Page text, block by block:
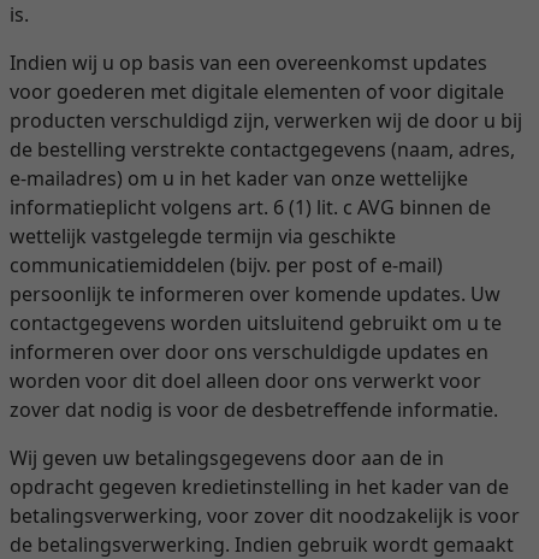
is.
Indien wij u op basis van een overeenkomst updates
voor goederen met digitale elementen of voor digitale
producten verschuldigd zijn, verwerken wij de door u bij
de bestelling verstrekte contactgegevens (naam, adres,
e-mailadres) om u in het kader van onze wettelijke
informatieplicht volgens art. 6 (1) lit. c AVG binnen de
wettelijk vastgelegde termijn via geschikte
communicatiemiddelen (bijv. per post of e-mail)
persoonlijk te informeren over komende updates. Uw
contactgegevens worden uitsluitend gebruikt om u te
informeren over door ons verschuldigde updates en
worden voor dit doel alleen door ons verwerkt voor
zover dat nodig is voor de desbetreffende informatie.
Wij geven uw betalingsgegevens door aan de in
opdracht gegeven kredietinstelling in het kader van de
betalingsverwerking, voor zover dit noodzakelijk is voor
de betalingsverwerking. Indien gebruik wordt gemaakt